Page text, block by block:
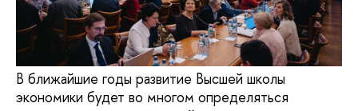
В ближайшие годы развитие Высшей школы
экономики будет во многом определяться